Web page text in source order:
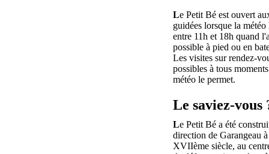
Le Petit Bé est ouvert
guidées lorsque la météo
entre 11h et 18h quand
possible à pied ou en
Les visites sur rendez-
possibles à tous
météo le permet.
Le saviez-vous
Le Petit Bé a été
direction de Garangeau
XVIIème siècle, au